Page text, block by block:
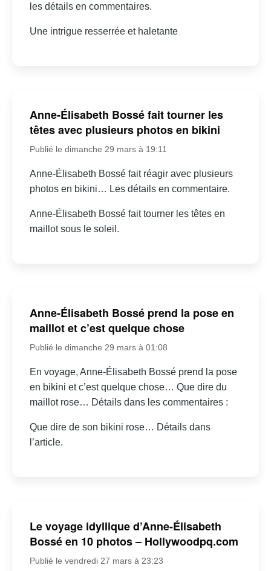
les détails en commentaires.
Une intrigue resserrée et haletante
Anne-Élisabeth Bossé fait tourner les
têtes avec plusieurs photos en bikini
Publié le dimanche 29 mars à 19:11
Anne-Élisabeth Bossé fait réagir avec plusieurs
photos en bikini… Les détails en commentaire.
Anne-Élisabeth Bossé fait tourner les têtes en
maillot sous le soleil.
Anne-Élisabeth Bossé prend la pose en
maillot et c’est quelque chose
Publié le dimanche 29 mars à 01:08
En voyage, Anne-Élisabeth Bossé prend la pose
en bikini et c’est quelque chose… Que dire du
maillot rose… Détails dans les commentaires :
Que dire de son bikini rose… Détails dans
l’article.
Le voyage idyllique d’Anne-Élisabeth
Bossé en 10 photos – Hollywoodpq.com
Publié le vendredi 27 mars à 23:23